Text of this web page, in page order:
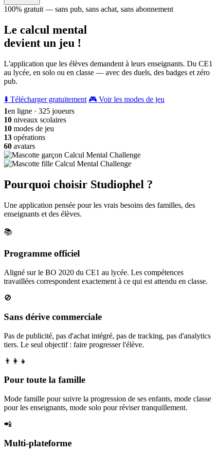
100% gratuit — sans pub, sans achat, sans abonnement
Le calcul mental
devient un jeu !
L'application que les élèves demandent à leurs enseignants. Du CE1
au lycée, en solo ou en classe — avec des duels, des badges et zéro
pub.
⬇️ Télécharger gratuitement 🎮 Voir les modes de jeu
1en ligne · 325 joueurs
10 niveaux scolaires
10 modes de jeu
13 opérations
60 avatars
Pourquoi choisir Studiophel ?
Une application pensée pour les vrais besoins des familles, des
enseignants et des élèves.
📚
Programme officiel
Aligné sur le BO 2020 du CE1 au lycée. Les compétences
travaillées correspondent exactement à ce qui est attendu en classe.
🚫
Sans dérive commerciale
Pas de publicité, pas d'achat intégré, pas de tracking, pas d'analytics
tiers. Le seul objectif : faire progresser l'élève.
👨‍👩‍👧
Pour toute la famille
Mode famille pour suivre la progression de ses enfants, mode classe
pour les enseignants, mode solo pour réviser tranquillement.
📲
Multi-plateforme